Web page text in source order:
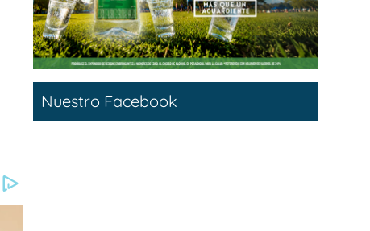
Nuestro Facebook